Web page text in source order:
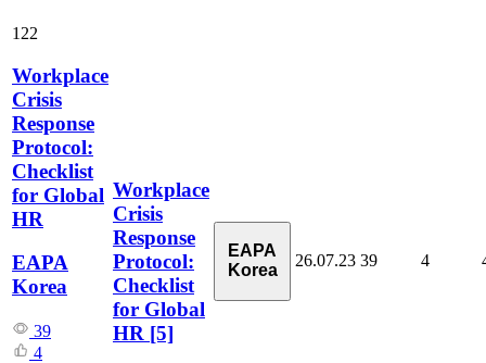
122
Workplace
Crisis
Response
Protocol:
Checklist
for Global
HR
EAPA
Korea
39
4
Workplace
Crisis
Response
Protocol:
Checklist
for Global
HR [5]
EAPA
Korea
26.07.23 39 4